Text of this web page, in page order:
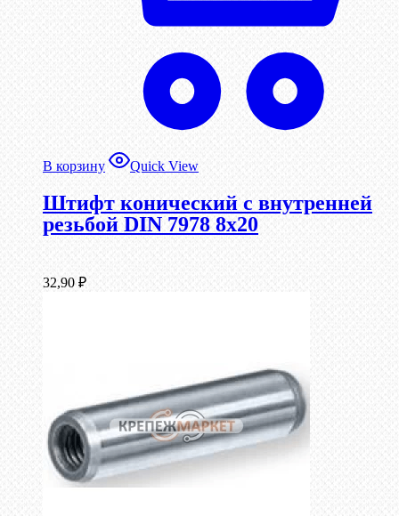
В корзину Quick View
Штифт конический с внутренней
резьбой DIN 7978 8х20
32,90 ₽